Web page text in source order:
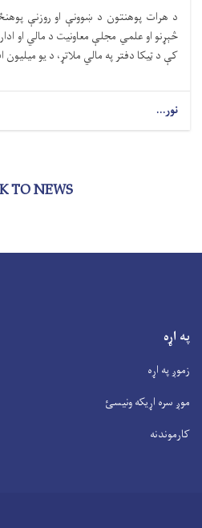
د هرات پوهنتون د ښوونې او روزنې
څېړنو او علمي مجلې معاونیت د مالي او
کې د ټيکا دفتر په مالي ملاتړ، د یو میلیون
نور...
TO NEWS
په اړه
زموږ په اړه
موږ سره اړیکه ونیسئ
کارموندنه